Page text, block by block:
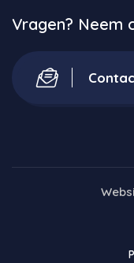
Vragen? Neem